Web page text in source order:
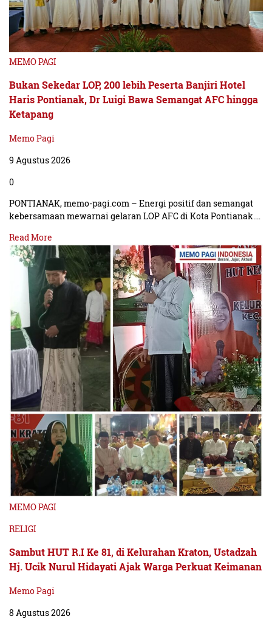
MEMO PAGI
Bukan Sekedar LOP, 200 lebih Peserta Banjiri Hotel
Haris Pontianak, Dr Luigi Bawa Semangat AFC hingga
Ketapang
Memo Pagi
9 Agustus 2026
0
PONTIANAK, memo-pagi.com – Energi positif dan semangat
kebersamaan mewarnai gelaran LOP AFC di Kota Pontianak.…
Read More
MEMO PAGI
RELIGI
Sambut HUT R.I Ke 81, di Kelurahan Kraton, Ustadzah
Hj. Ucik Nurul Hidayati Ajak Warga Perkuat Keimanan
Memo Pagi
8 Agustus 2026